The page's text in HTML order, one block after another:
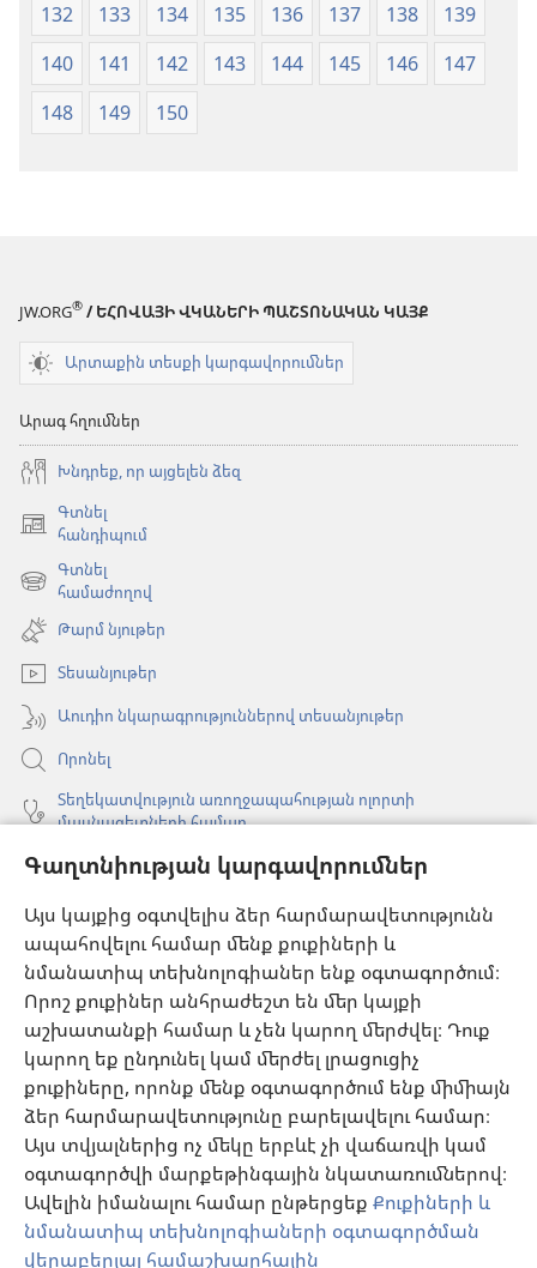
Գաղտնիության կարգավորումներ
Այս կայքից օգտվելիս ձեր հարմարավետությունն
ապահովելու համար մենք քուքիների և
նմանատիպ տեխնոլոգիաներ ենք օգտագործում։
Որոշ քուքիներ անհրաժեշտ են մեր կայքի
աշխատանքի համար և չեն կարող մերժվել։ Դուք
կարող եք ընդունել կամ մերժել լրացուցիչ
քուքիները, որոնք մենք օգտագործում ենք միմիայն
ձեր հարմարավետությունը բարելավելու համար։
Այս տվյալներից ոչ մեկը երբևէ չի վաճառվի կամ
օգտագործվի մարքեթինգային նկատառումներով։
Ավելին իմանալու համար ընթերցեք Քուքիների և
նմանատիպ տեխնոլոգիաների օգտագործման
վերաբերյալ համաշխարհային
132
133 134 135 136 137 138
139
140
141 142 143 144 145 146
147
148
149 150
JW.ORG® / ԵՀՈՎԱՅԻ ՎԿԱՆԵՐԻ ՊԱՇՏՈՆԱԿԱՆ ԿԱՅՔ
Արտաքին տեսքի կարգավորումներ
Արագ հղումներ
Խնդրեք, որ այցելեն ձեզ
Գտնել
հանդիպում
(բացվում
նոր
պատուհան)
Գտնել
համաժողով
(բացվում
նոր
պատուհան)
Թարմ նյութեր
Տեսանյութեր
Աուդիո նկարագրություններով տեսանյութեր
Որոնել
Տեղեկատվություն առողջապահության ոլորտի
մասնագետների համար
Գլոբալ հաղորդակցություն
Օգնություն
Նվիրատվություններ
(բացվում
է
նոր
պատուհան)
Դիտարանի ՕՆԼԱՅՆ ԳՐԱԴԱՐԱՆ
(բացվում
է
նոր
պատուհան)
JW Hub
(բացվում
է
նոր
պատուհան)
JW Library® հավելված
Watchtower Library